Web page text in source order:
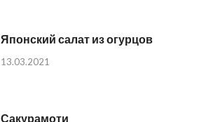
Японский салат из огурцов
13.03.2021
Сакурамоти